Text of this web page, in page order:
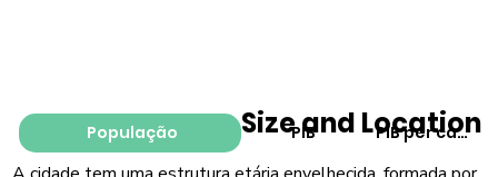
População PIB PIB per capita
Size and Location